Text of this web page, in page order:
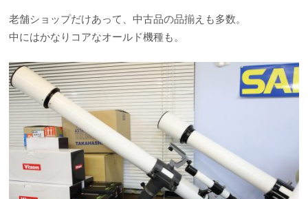
老舗ショップだけあって、中古品の品揃えも多数。
中にはかなりコアなオールド機種も。